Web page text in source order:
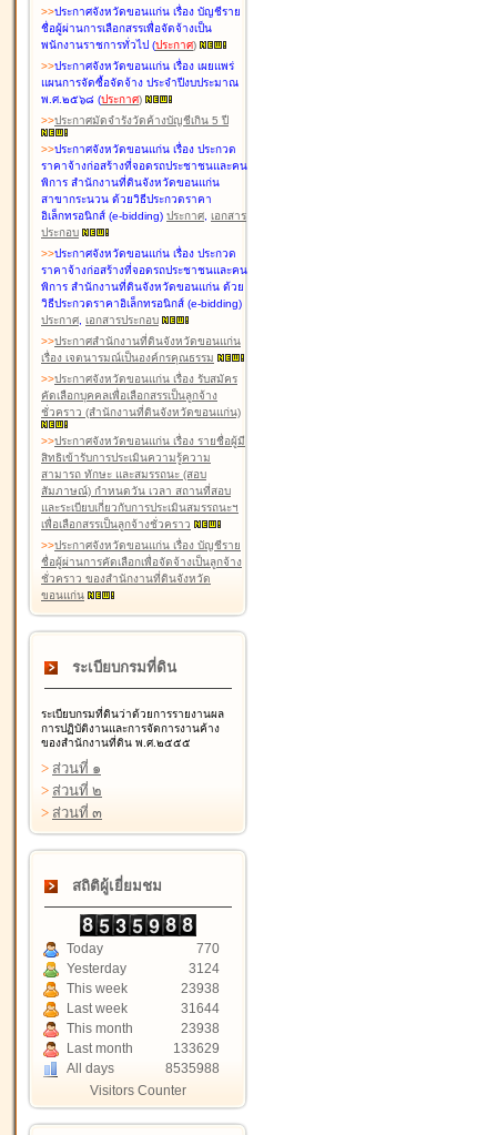
>>ประกาศจังหวัดขอนแก่น เรื่อง บัญชีราย
ชื่อผู้ผ่านการเลือกสรรเพื่อจัดจ้างเป็น
พนักงานราชการทั่วไป (ประกาศ)
>>ประกาศจังหวัดขอนแก่น เรื่อง เผยแพร่
แผนการจัดซื้อจัดจ้าง ประจำปีงบประมาณ
พ.ศ.๒๕๖๘ (ประกาศ)
>>ประกาศมัดจำรังวัดค้างบัญชีเกิน 5 ปี
>>ประกาศจังหวัดขอนแก่น เรื่อง ประกวด
ราคาจ้างก่อสร้างที่จอดรถประชาชนและคน
พิการ สำนักงานที่ดินจังหวัดขอนแก่น
สาขากระนวน ด้วยวิธีประกวดราคา
อิเล็กทรอนิกส์ (e-bidding) ประกาศ, เอกสาร
ประกอบ
>>ประกาศจังหวัดขอนแก่น เรื่อง ประกวด
ราคาจ้างก่อสร้างที่จอดรถประชาชนและคน
พิการ สำนักงานที่ดินจังหวัดขอนแก่น ด้วย
วิธีประกวดราคาอิเล็กทรอนิกส์ (e-bidding)
ประกาศ, เอกสารประกอบ
>>ประกาศสำนักงานที่ดินจังหวัดขอนแก่น
เรื่อง เจตนารมณ์เป็นองค์กรคุณธรรม
>>ประกาศจังหวัดขอนแก่น เรื่อง รับสมัคร
คัดเลือกบุคคลเพื่อเลือกสรรเป็นลูกจ้าง
ชั่วคราว (สำนักงานที่ดินจังหวัดขอนแก่น)
>>ประกาศจังหวัดขอนแก่น เรื่อง รายชื่อผู้มี
สิทธิเข้ารับการประเมินความรู้ความ
สามารถ ทักษะ และสมรรถนะ (สอบ
สัมภาษณ์) กำหนดวัน เวลา สถานที่สอบ
และระเบียบเกี่ยวกับการประเมินสมรรถนะฯ
เพื่อเลือกสรรเป็นลูกจ้างชั่วคราว
>>ประกาศจังหวัดขอนแก่น เรื่อง บัญชีราย
ชื่อผู้ผ่านการคัดเลือกเพื่อจัดจ้างเป็นลูกจ้าง
ชั่วคราว ของสำนักงานที่ดินจังหวัด
ขอนแก่น
ระเบียบกรมที่ดิน
ระเบียบกรมที่ดินว่าด้วยการรายงานผล
การปฏิบัติงานและการจัดการงานค้าง
ของสำนักงานที่ดิน พ.ศ.๒๕๕๕
> ส่วนที่ ๑
> ส่วนที่ ๒
> ส่วนที่ ๓
สถิติผู้เยี่ยมชม
Today
770
Yesterday
3124
This week
23938
Last week
31644
This month
23938
Last month
133629
All days
8535988
Visitors Counter